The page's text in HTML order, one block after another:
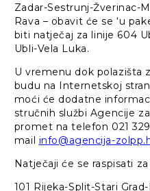
Zadar-Sestrunj-Žverinac-
Rava – obavit će se ‘u
biti natječaj za linije 604
Ubli-Vela Luka.
U vremenu dok polazišta
budu na Internetskoj
moći će dodatne
stručnih službi Agencije
promet na telefon 021
mail info@agencija-
Natječaji će se raspisati
101 Rijeka-Split-Stari